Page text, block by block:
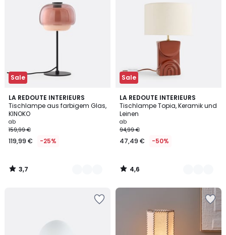
Sale
LA REDOUTE INTERIEURS
Tischlampe aus farbigem Glas,
KINOKO
ab
159,99 €
119,99 € -25%
3,7
/ 5
6
Farben
3,7
/
Sale
LA REDOUTE INTERIEURS
Tischlampe Topia, Keramik und
Leinen
ab
94,99 €
47,49 € -50%
4,6
/ 5
2
Farben
4,6
/